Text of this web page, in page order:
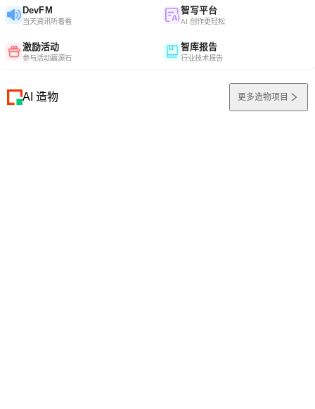
DevFM
当天资讯听着看
智写平台
AI 创作更轻松
激励活动
参与活动赢源石
智库报告
行业技术报告
AI 造物 更多造物项目